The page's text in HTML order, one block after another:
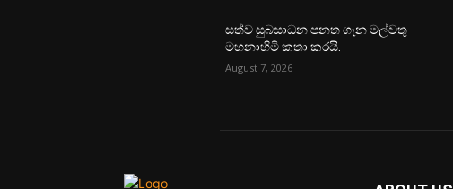
සත්ව සුබසාධන පනත ගැන මල්වතු
මහනාහිමි කතා කරයි.
August 7, 2026